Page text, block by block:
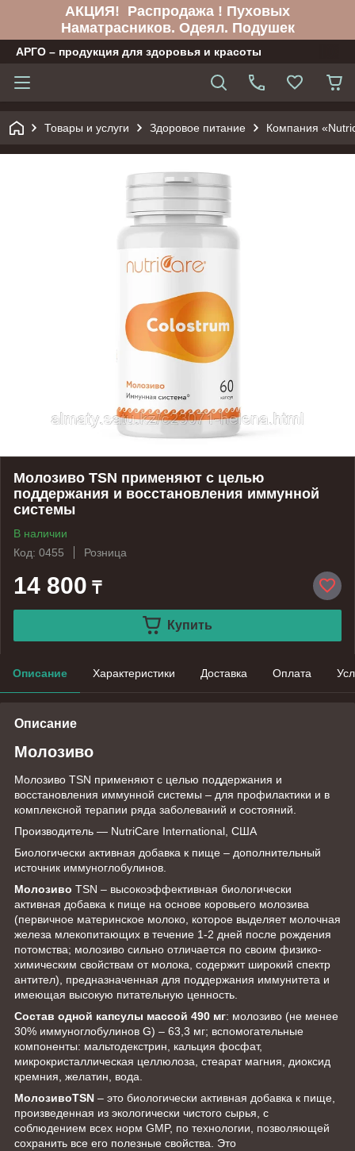
АКЦИЯ! Распродажа ! Пуховых
Наматрасников. Одеял. Подушек
АРГО – продукция для здоровья и красоты
Товары и услуги Здоровое питание Компания
Молозиво TSN применяют с целью
поддержания и восстановления иммунной
системы
В наличии
Код: 0455
Розница
14 800 ₸
Купить
Описание Характеристики Доставка Оплата
Описание
Молозиво
Молозиво TSN применяют с целью поддержания и
восстановления иммунной системы – для профилактики и в
комплексной терапии ряда заболеваний и состояний.
Производитель — NutriCare International, США
Биологически активная добавка к пище – дополнительный
источник иммуноглобулинов.
Молозиво TSN – высокоэффективная биологически
активная добавка к пище на основе коровьего молозива
(первичное материнское молоко, которое выделяет молочная
железа млекопитающих в течение 1-2 дней после рождения
потомства; молозиво сильно отличается по своим физико-
химическим свойствам от молока, содержит широкий спектр
антител), предназначенная для поддержания иммунитета и
имеющая высокую питательную ценность.
Состав одной капсулы массой 490 мг: молозиво (не менее
30% иммуноглобулинов G) – 63,3 мг; вспомогательные
компоненты: мальтодекстрин, кальция фосфат,
микрокристаллическая целлюлоза, стеарат магния, диоксид
кремния, желатин, вода.
MoлозивоTSN – это биологически активная добавка к пище,
произведенная из экологически чистого сырья, с
соблюдением всех норм GMP, по технологии, позволяющей
сохранить все его полезные свойства. Это